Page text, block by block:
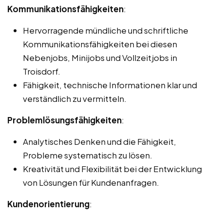
Kommunikationsfähigkeiten:
Hervorragende mündliche und schriftliche
Kommunikationsfähigkeiten bei diesen
Nebenjobs, Minijobs und Vollzeitjobs in
Troisdorf.
Fähigkeit, technische Informationen klar und
verständlich zu vermitteln.
Problemlösungsfähigkeiten:
Analytisches Denken und die Fähigkeit,
Probleme systematisch zu lösen.
Kreativität und Flexibilität bei der Entwicklung
von Lösungen für Kundenanfragen.
Kundenorientierung: